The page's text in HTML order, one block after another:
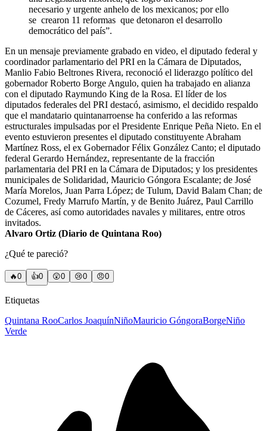
necesario y urgente anhelo de los mexicanos; por ello
se crearon 11 reformas que detonaron el desarrollo
democrático del país”.
En un mensaje previamente grabado en video, el diputado federal y
coordinador parlamentario del PRI en la Cámara de Diputados,
Manlio Fabio Beltrones Rivera, reconoció el liderazgo político del
gobernador Roberto Borge Angulo, quien ha trabajado en alianza
con el diputado Raymundo King de la Rosa. El líder de los
diputados federales del PRI destacó, asimismo, el decidido respaldo
que el mandatario quintanarroense ha conferido a las reformas
estructurales impulsadas por el Presidente Enrique Peña Nieto. En el
evento estuvieron presentes el diputado constituyente Abraham
Martínez Ross, el ex Gobernador Félix González Canto; el diputado
federal Gerardo Hernández, representante de la fracción
parlamentaria del PRI en la Cámara de Diputados; y los presidentes
municipales de Solidaridad, Mauricio Góngora Escalante; de José
María Morelos, Juan Parra López; de Tulum, David Balam Chan; de
Cozumel, Fredy Marrufo Martín, y de Benito Juárez, Paul Carrillo
de Cáceres, así como autoridades navales y militares, entre otros
invitados.
Alvaro Ortiz (Diario de Quintana Roo)
¿Qué te pareció?
🔥0 👍0 😲0 😢0 😠0
Etiquetas
Quintana RooCarlos JoaquínNiñoMauricio GóngoraBorgeNiño
Verde